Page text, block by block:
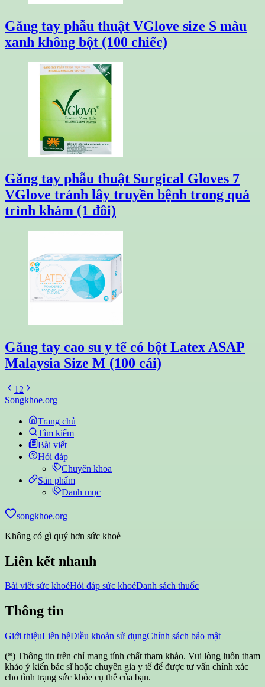
Găng tay phẫu thuật VGlove size S màu
xanh không bột (100 chiếc)
Găng tay phẫu thuật Surgical Gloves 7
VGlove tránh lây truyền bệnh trong quá
trình khám (1 đôi)
Găng tay cao su y tế có bột Latex ASAP
Malaysia Size M (100 cái)
1 2
Songkhoe.org
Trang chủ
Tìm kiếm
Bài viết
Hỏi đáp
Chuyên khoa
Sản phẩm
Danh mục
songkhoe.org
Không có gì quý hơn sức khoẻ
Liên kết nhanh
Bài viết sức khoẻHỏi đáp sức khoẻDanh sách thuốc
Thông tin
Giới thiệuLiên hệĐiều khoản sử dụngChính sách bảo mật
(*) Thông tin trên chỉ mang tính chất tham khảo. Vui lòng luôn tham
khảo ý kiến bác sĩ hoặc chuyên gia y tế để được tư vấn chính xác
cho tình trạng sức khỏe cụ thể của bạn.